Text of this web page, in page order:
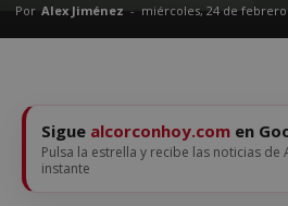
Por Alex Jiménez - miércoles, 24 de febrero
Sigue alcorconhoy.com en
Pulsa la estrella y recibe las noticias de
instante